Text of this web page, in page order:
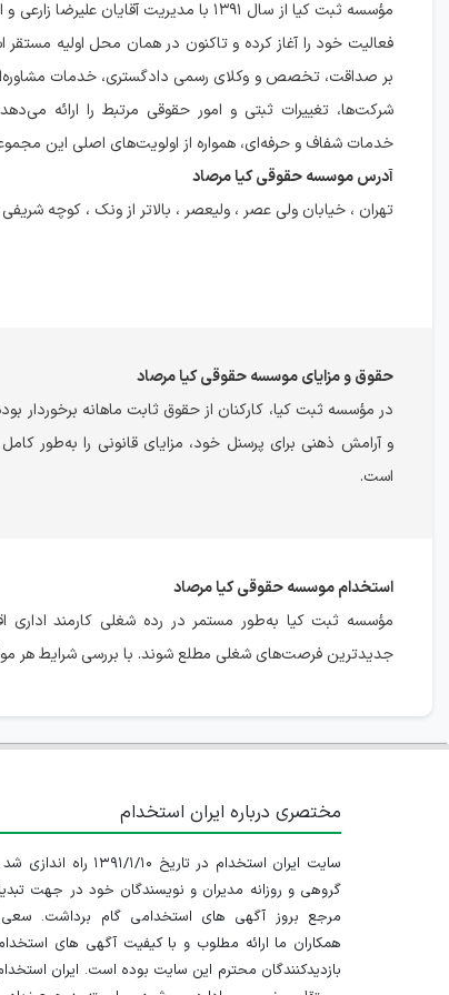
مؤسسه ثبت کیا از سال ۱۳۹۱ با مدیریت آقایان
فعالیت خود را آغاز کرده و تاکنون در همان محل اولیه
بر صداقت، تخصص و وکلای رسمی دادگستری، خدمات
شرکت‌ها، تغییرات ثبتی و امور حقوقی مرتبط را ارائه
خدمات شفاف و حرفه‌ای، همواره از اولویت‌های اصلی این
آدرس موسسه حقوقی کیا مرصاد
تهران ، خیابان ولی عصر ، ولیعصر ، بالاتر از ونک ، کوچه شریفی ، پلاک ۵۵
حقوق و مزایای موسسه حقوقی کیا مرصاد
در مؤسسه ثبت کیا، کارکنان از حقوق ثابت ماهانه
و آرامش ذهنی برای پرسنل خود، مزایای قانونی را به‌طور
است.
استخدام موسسه حقوقی کیا مرصاد
مؤسسه ثبت کیا به‌طور مستمر در رده شغلی کارمند اداری
جدیدترین فرصت‌های شغلی مطلع شوند. با بررسی شرایط هر
مختصری درباره ایران استخدام
سایت ایران استخدام در تاریخ ۱۳۹۱/
گروهی و روزانه مدیران و نویسندگان خود در جهت
مرجع بروز آگهی های استخدامی گام برداشت.
همکاران ما ارائه مطلوب و با کیفیت آگهی های
بازدیدکنندگان محترم این سایت بوده است. ایران